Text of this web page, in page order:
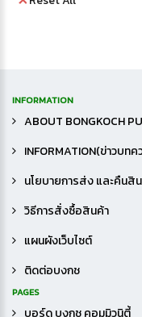
หนั
หนังสือเสริ
INFORMATION
ABOUT BONGKOCH
INFORMATION(ข่าวบทค
นโยบายการส่ง และคืนสิ
วิธีการสั่งซื้อสินค้า
แผนผังเว็บไซต์
ติดต่อบงกช
PAGES
บอร์ด บงกช คอมมิวนิตี้